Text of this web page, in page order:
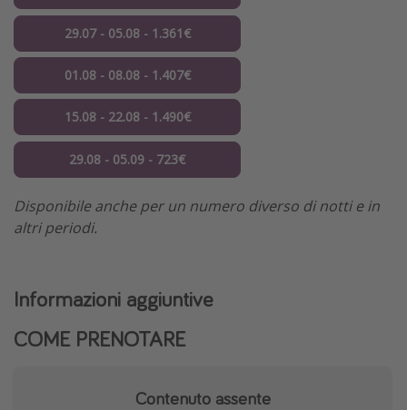
29.07 - 05.08 - 1.361€
01.08 - 08.08 - 1.407€
15.08 - 22.08 - 1.490€
29.08 - 05.09 - 723€
Disponibile anche per un numero diverso di notti e in
altri periodi.
Informazioni aggiuntive
COME PRENOTARE
Contenuto assente